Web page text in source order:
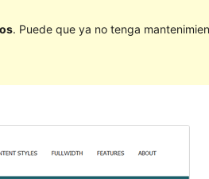
. Puede que ya no tenga